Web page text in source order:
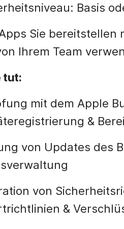
Basis
Sie bereitstellen
Ihrem Team
tut:
mit dem Apple
&
von Updates des
von
&